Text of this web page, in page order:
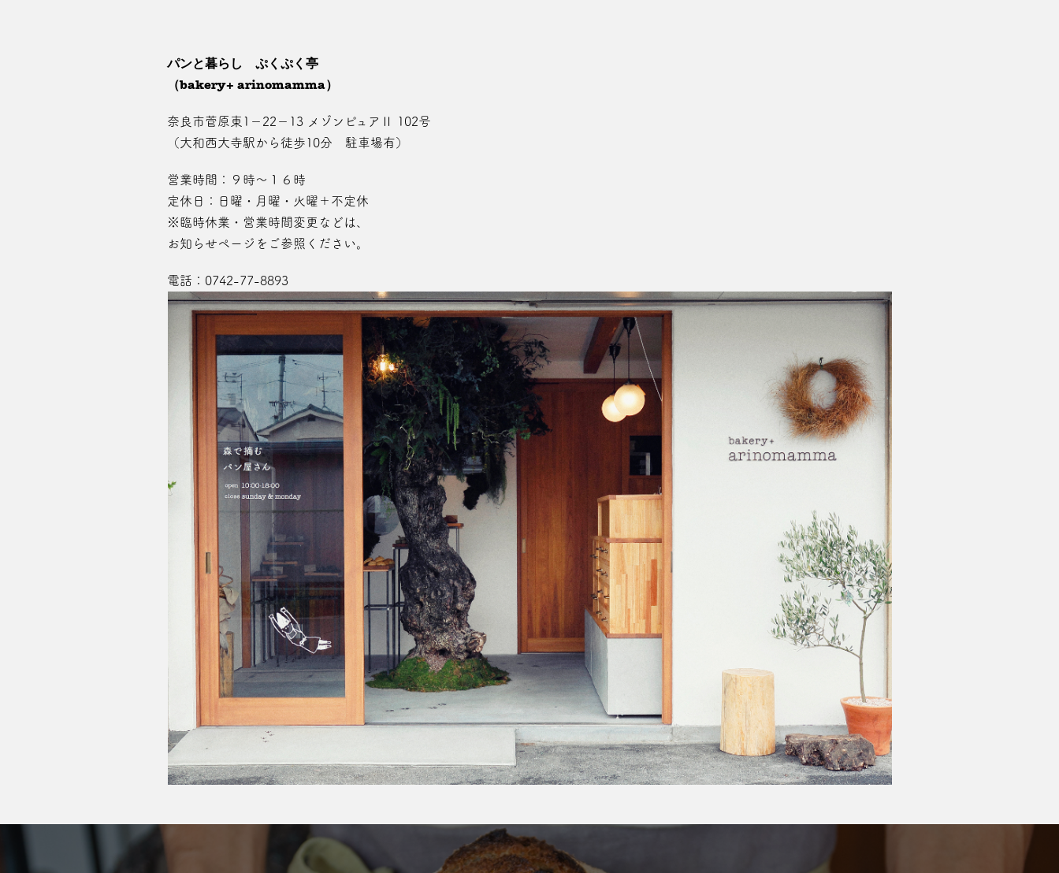
パンと暮らし ぷくぷく亭
（bakery+ arinomamma）
奈良市菅原東1－22－13 メゾンピュアⅡ 102号
（大和西大寺駅から徒歩10分 駐車場有）
営業時間：９時～１６時
定休日：日曜・月曜・火曜＋不定休
※臨時休業・営業時間変更などは、
お知らせページ をご参照ください。
電話： 0742-77-8893